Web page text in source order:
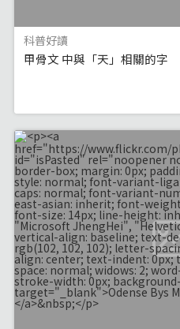
科普好讀
甲骨文 中與「天」相關的字